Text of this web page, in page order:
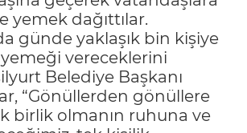
yemek dağıttılar.
günde yaklaşık bin kişiye
vereceklerini
Belediye Başkanı
“Gönüllerden gönüllere
birlik olmanın ruhuna ve